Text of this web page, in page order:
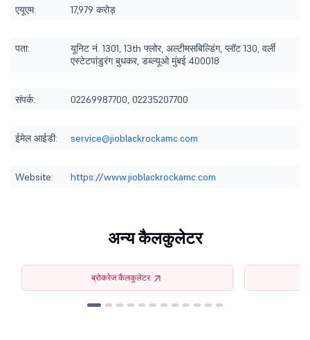
एयूएम: 17,979 करोड़
पता:
यूनिट नं. 1301, 13th फ्लोर, अल्टीमसबिल्डिंग, प्लॉट 130, वर्ली
एस्टेटपांडुरंग बुधकर, डब्ल्यूओ मुंबई 400018
संपर्क: 02269987700, 02235207700
ईमेल आईडी: service@jioblackrockamc.com
Website: https://www.jioblackrockamc.com
अन्य कैलकुलेटर
ब्रोकरेज कैलकुलेटर